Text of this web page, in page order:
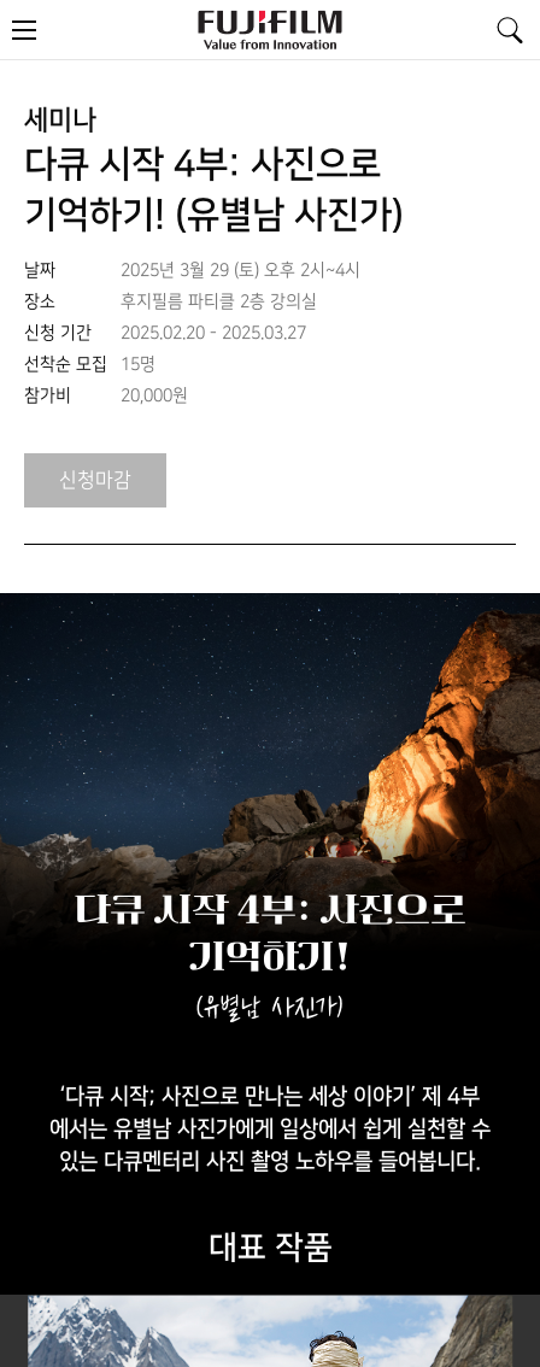
메
뉴
세미나
다큐 시작 4부: 사진으로
기억하기! (유별남 사진가)
날짜
2025년 3월 29 (토) 오후 2시~4시
장소
후지필름 파티클 2층 강의실
신청 기간
2025.02.20 - 2025.03.27
선착순 모집
15명
참가비
20,000원
신청마감
다큐 시작 4부: 사진으로
기억하기!
(유별남 사진가)
‘다큐 시작; 사진으로 만나는 세상 이야기’ 제 4부
에서는 유별남 사진가에게 일상에서 쉽게 실천할 수
있는 다큐멘터리 사진 촬영 노하우를 들어봅니다.
대표 작품